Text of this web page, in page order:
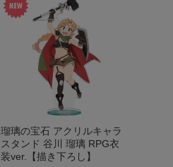
瑠璃の宝石 アクリルキャラ
スタンド 谷川 瑠璃 RPG衣
装ver.【描き下ろし】